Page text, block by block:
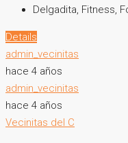
Delgadita, Fitness,
Details
admin_vecinitas
hace 4 años
admin_vecinitas
hace 4 años
Vecinitas del C